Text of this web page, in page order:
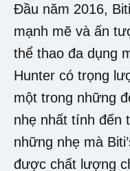
Đầu năm 2016,
mạnh mẽ và ấn
thể thao đa dụng
Hunter có trọng
một trong những
nhẹ nhất tính đến
những nhẹ mà
được chất lượng